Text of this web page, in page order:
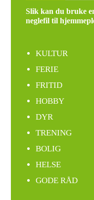
Slik kan du bruke
neglefil til
KULTUR
FERIE
FRITID
HOBBY
DYR
TRENING
BOLIG
HELSE
GODE RÅD